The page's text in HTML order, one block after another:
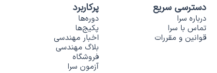
دسترسی سریع
درباره سرا
تماس با سرا
قوانین و مقررات
پرکاربرد
دوره‌ها
پکیج‌ها
اخبار مهندسی
بلاگ مهندسی
فروشگاه
آزمون سرا